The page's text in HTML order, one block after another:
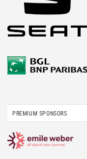
PREMIUM SPONSORS